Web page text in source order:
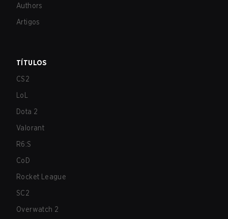
Authors
Artigos
TÍTULOS
CS2
LoL
Dota 2
Valorant
R6:S
CoD
Rocket League
SC2
Overwatch 2